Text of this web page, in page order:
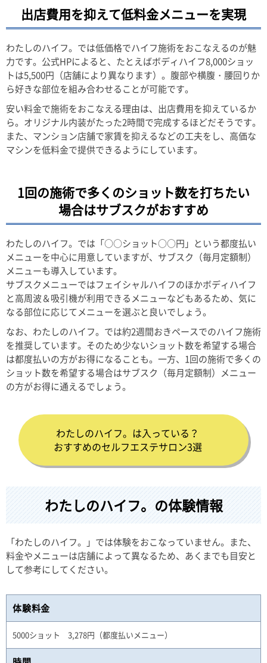
出店費用を抑えて低料金メニューを実現
わたしのハイフ。では低価格でハイフ施術をおこなえるのが魅
力です。公式HPによると、たとえばボディハイフ8,000ショッ
トは5,500円（店舗により異なります）。腹部や横腹・腰回りか
ら好きな部位を組み合わせることが可能です。
安い料金で施術をおこなえる理由は、出店費用を抑えているか
ら。オリジナル内装がたった2時間で完成するほどだそうです。
また、マンション店舗で家賃を抑えるなどの工夫をし、高価な
マシンを低料金で提供できるようにしています。
1回の施術で多くのショット数を打ちたい
場合はサブスクがおすすめ
わたしのハイフ。では「○○ショット○○円」という都度払い
メニューを中心に用意していますが、サブスク（毎月定額制）
メニューも導入しています。
サブスクメニューではフェイシャルハイフのほかボディハイフ
と高周波＆吸引機が利用できるメニューなどもあるため、気に
なる部位に応じてメニューを選ぶと良いでしょう。
なお、わたしのハイフ。では約2週間おきペースでのハイフ施術
を推奨しています。そのため少ないショット数を希望する場合
は都度払いの方がお得になることも。一方、1回の施術で多くの
ショット数を希望する場合はサブスク（毎月定額制）メニュー
の方がお得に通えるでしょう。
わたしのハイフ。は入っている？
おすすめのセルフエステサロン3選
わたしのハイフ。の体験情報
「わたしのハイフ。」では体験をおこなっていません。また、
料金やメニューは店舗によって異なるため、あくまでも目安と
して参考にしてください。
体験料金
5000ショット 3,278円（都度払いメニュー）